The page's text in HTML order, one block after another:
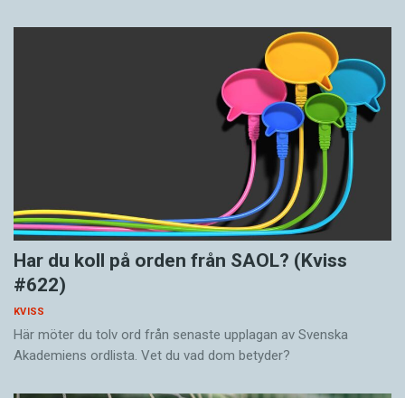
Har du koll på orden från SAOL? (Kviss
#622)
KVISS
Här möter du tolv ord från senaste upplagan av Svenska
Akademiens ordlista. Vet du vad dom betyder?